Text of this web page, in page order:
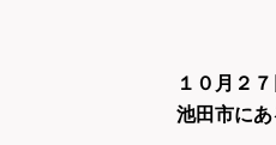
１０月２７
池田市にあ